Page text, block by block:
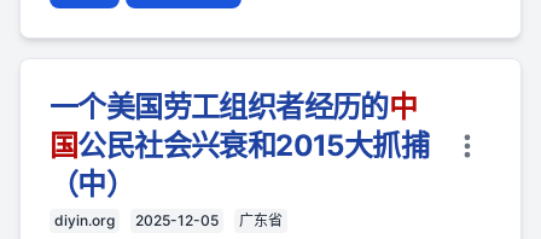
一个美国劳工组织者经历的中
国公民社会兴衰和2015大抓捕
（中）
diyin.org 2025-12-05 广东省